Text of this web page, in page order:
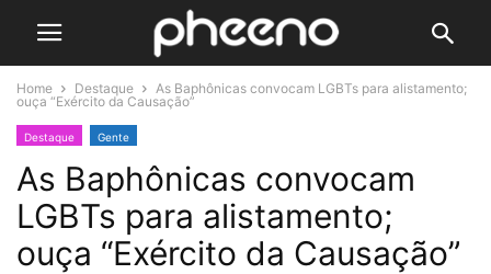
Home Destaque
As Baphônicas convocam LGBTs para alistamento;
ouça “Exército da Causação”
Destaque Gente
As Baphônicas convocam
LGBTs para alistamento;
ouça “Exército da Causação”